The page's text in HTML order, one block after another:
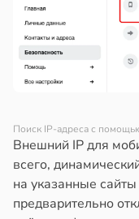
Поиск IP-адреса с
Внешний IP для
всего,
на указанные
предварительно